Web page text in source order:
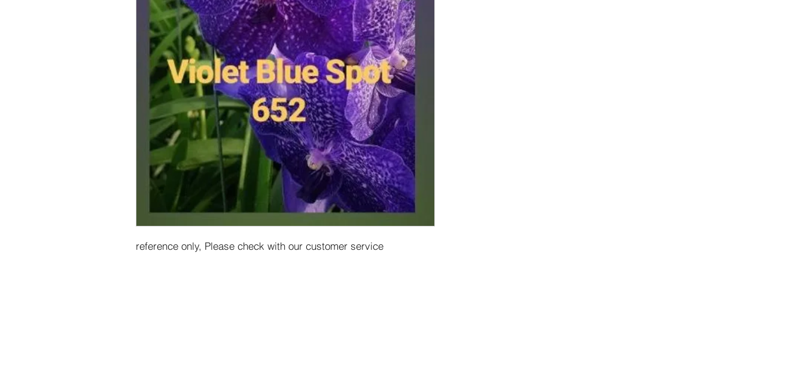
reference only, Please check with our customer service